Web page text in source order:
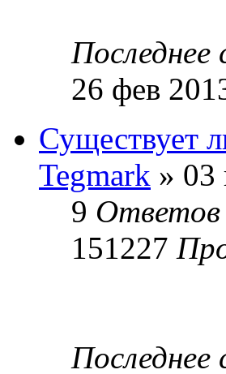
26 фев
Существует
Tegmark » 03
9 Ответов
151227